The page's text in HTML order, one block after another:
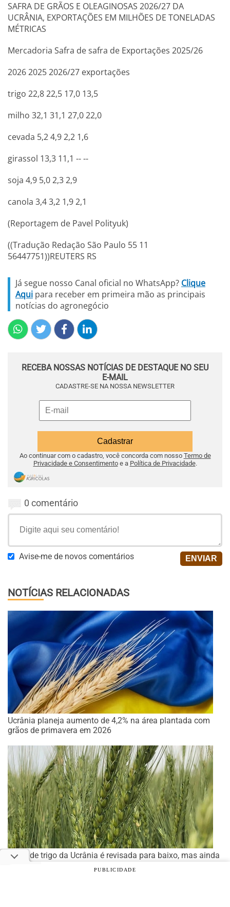
SAFRA DE GRÃOS E OLEAGINOSAS 2026/27 DA
UCRÂNIA, EXPORTAÇÕES EM MILHÕES DE TONELADAS
MÉTRICAS
Mercadoria Safra de safra de Exportações 2025/26
2026 2025 2026/27 exportações
trigo 22,8 22,5 17,0 13,5
milho 32,1 31,1 27,0 22,0
cevada 5,2 4,9 2,2 1,6
girassol 13,3 11,1 -- --
soja 4,9 5,0 2,3 2,9
canola 3,4 3,2 1,9 2,1
(Reportagem de Pavel Polityuk)
((Tradução Redação São Paulo 55 11
56447751))REUTERS RS
Já segue nosso Canal oficial no WhatsApp? Clique
Aqui para receber em primeira mão as principais
notícias do agronegócio
RECEBA NOSSAS NOTÍCIAS DE DESTAQUE NO SEU
E-MAIL
CADASTRE-SE NA NOSSA NEWSLETTER
Ao continuar com o cadastro, você concorda com nosso Termo de
Privacidade e Consentimentoe a Política de Privacidade.
0 comentário
Avise-me de novos comentários
NOTÍCIAS RELACIONADAS
Ucrânia planeja aumento de 4,2% na área plantada com
grãos de primavera em 2026
Safra de trigo da Ucrânia é revisada para baixo, mas ainda
deve ser a maior desde 2022PUBLICIDADE